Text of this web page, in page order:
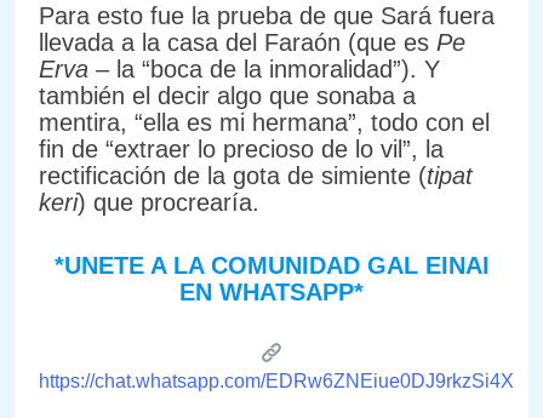
Para esto fue la prueba de que Sará fuera
llevada a la casa del Faraón (que es Pe
Erva – la “boca de la inmoralidad”). Y
también el decir algo que sonaba a
mentira, “ella es mi hermana”, todo con el
fin de “extraer lo precioso de lo vil”, la
rectificación de la gota de simiente (tipat
keri) que procrearía.
*UNETE A LA COMUNIDAD GAL EINAI
EN WHATSAPP*
https://chat.whatsapp.com/EDRw6ZNEiue0DJ9rkzSi4X